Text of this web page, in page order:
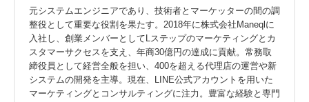
元システムエンジニアであり、技術者とマーケッターの間の調
整役として重要な役割を果たす。2018年に株式会社Maneqlに
入社し、創業メンバーとしてLステップのマーケティングとカ
スタマーサクセスを支え、年商30億円の達成に貢献。常務取
締役員として経営全般を担い、400を超える代理店の運営や新
システムの開発を主導。現在、LINE公式アカウントを用いた
マーケティングとコンサルティングに注力。豊富な経験と専門